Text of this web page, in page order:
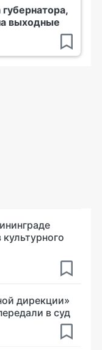
выходные
дирекции»
в суд